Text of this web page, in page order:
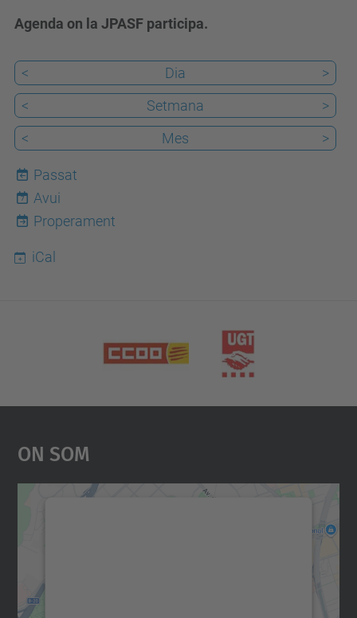
Agenda on la JPASF participa.
< Dia
>
<
Setmana
>
<
Mes >
Passat
7
Avui
Properament
iCal
On Som